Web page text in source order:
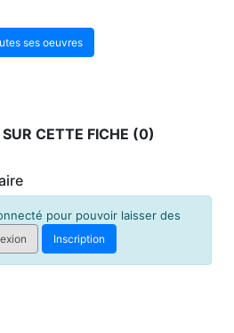
ses oeuvres
CETTE FICHE (0)
pour pouvoir laisser des
Inscription